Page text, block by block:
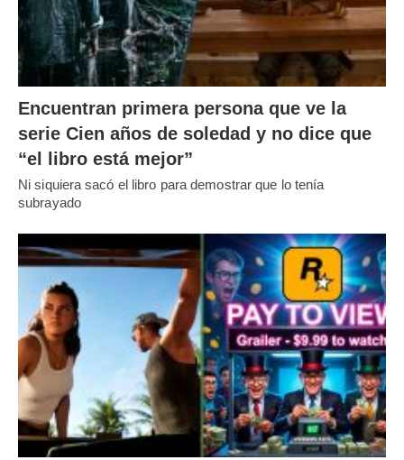
Encuentran primera persona que ve la
serie Cien años de soledad y no dice que
“el libro está mejor”
Ni siquiera sacó el libro para demostrar que lo tenía
subrayado